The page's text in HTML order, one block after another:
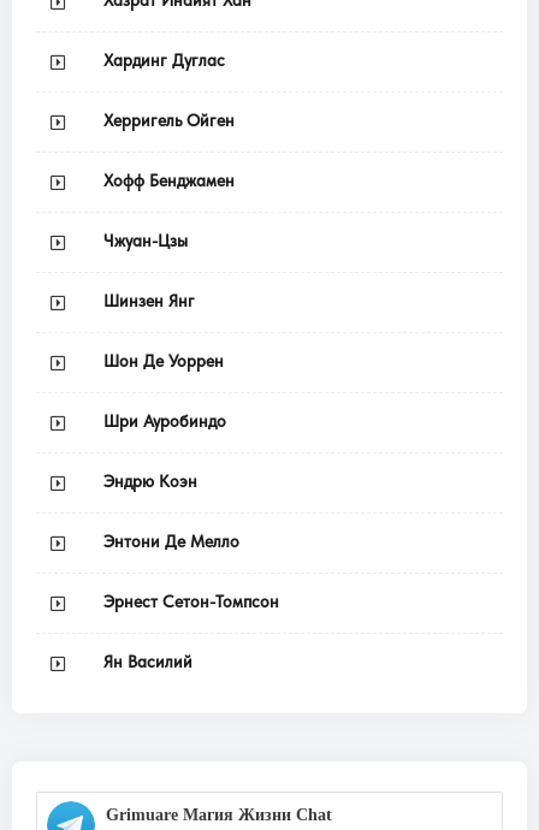
Хардинг Дуглас
Херригель Ойген
Хофф Бенджамен
Чжуан-Цзы
Шинзен Янг
Шон Де Уоррен
Шри Ауробиндо
Эндрю Коэн
Энтони Де Мелло
Эрнест Сетон-Томпсон
Ян Василий